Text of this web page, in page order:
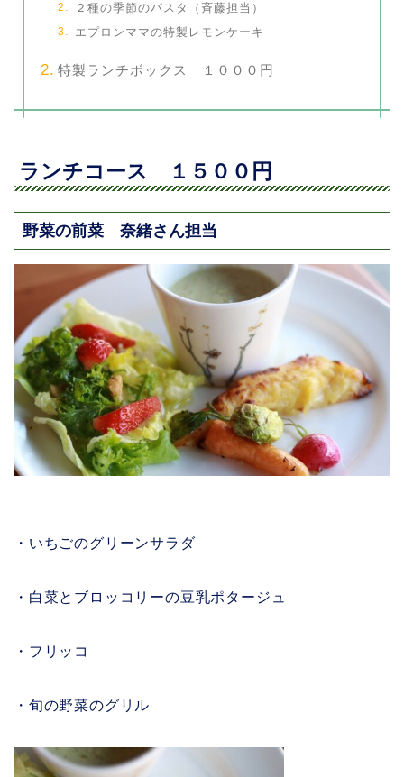
２種の季節のパスタ（斉藤担当）
エプロンママの特製レモンケーキ
特製ランチボックス １０００円
ランチコース １５００円
野菜の前菜 奈緒さん担当
・いちごのグリーンサラダ
・白菜とブロッコリーの豆乳ポタージュ
・フリッコ
・旬の野菜のグリル